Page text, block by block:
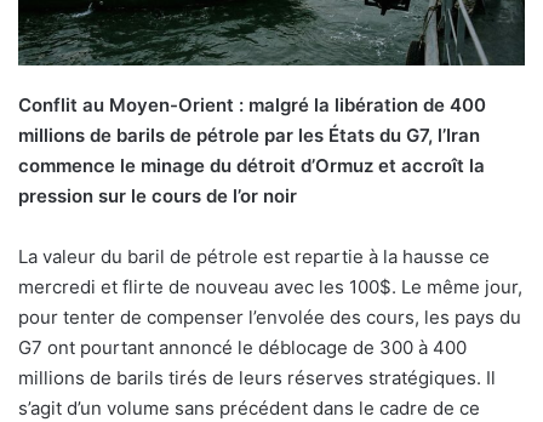
o
u
r
r
i
e
Conflit au Moyen-Orient : malgré la libération de 400
millions de barils de pétrole par les États du G7, l’Iran
commence le minage du détroit d’Ormuz et accroît la
pression sur le cours de l’or noir
La valeur du baril de pétrole est repartie à la hausse ce
mercredi et flirte de nouveau avec les 100$. Le même jour,
pour tenter de compenser l’envolée des cours, les pays du
G7 ont pourtant annoncé le déblocage de 300 à 400
millions de barils tirés de leurs réserves stratégiques. Il
s’agit d’un volume sans précédent dans le cadre de ce